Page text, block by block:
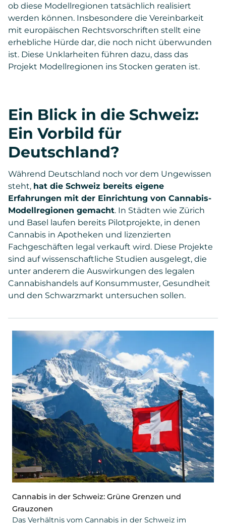
ob diese Modellregionen tatsächlich realisiert
werden können. Insbesondere die Vereinbarkeit
mit europäischen Rechtsvorschriften stellt eine
erhebliche Hürde dar, die noch nicht überwunden
ist. Diese Unklarheiten führen dazu, dass das
Projekt Modellregionen ins Stocken geraten ist.
Ein Blick in die Schweiz:
Ein Vorbild für
Deutschland?
Während Deutschland noch vor dem Ungewissen
steht, hat die Schweiz bereits eigene
Erfahrungen mit der Einrichtung von Cannabis-
Modellregionen gemacht. In Städten wie Zürich
und Basel laufen bereits Pilotprojekte, in denen
Cannabis in Apotheken und lizenzierten
Fachgeschäften legal verkauft wird. Diese Projekte
sind auf wissenschaftliche Studien ausgelegt, die
unter anderem die Auswirkungen des legalen
Cannabishandels auf Konsummuster, Gesundheit
und den Schwarzmarkt untersuchen sollen.
Cannabis in der Schweiz: Grüne Grenzen und
Grauzonen
Das Verhältnis vom Cannabis in der Schweiz im